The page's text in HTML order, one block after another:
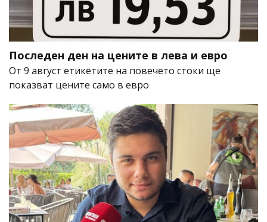
Последен ден на цените в лева и евро
От 9 август етикетите на повечето стоки ще
показват цените само в евро